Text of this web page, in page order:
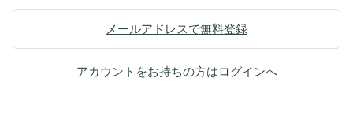
メールアドレスで無料登録
アカウントをお持ちの方はログインへ